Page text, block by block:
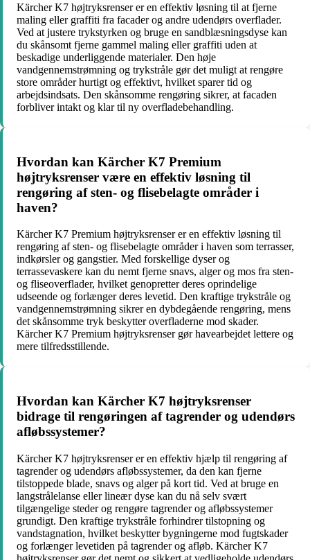
Kärcher K7 højtryksrenser er en effektiv løsning til at fjerne
maling eller graffiti fra facader og andre udendørs overflader.
Ved at justere trykstyrken og bruge en sandblæsningsdyse kan
du skånsomt fjerne gammel maling eller graffiti uden at
beskadige underliggende materialer. Den høje
vandgennemstrømning og trykstråle gør det muligt at rengøre
store områder hurtigt og effektivt, hvilket sparer tid og
arbejdsindsats. Den skånsomme rengøring sikrer, at facaden
forbliver intakt og klar til ny overfladebehandling.
Hvordan kan Kärcher K7 Premium
højtryksrenser være en effektiv løsning til
rengøring af sten- og flisebelagte områder i
haven?
Kärcher K7 Premium højtryksrenser er en effektiv løsning til
rengøring af sten- og flisebelagte områder i haven som terrasser,
indkørsler og gangstier. Med forskellige dyser og
terrassevaskere kan du nemt fjerne snavs, alger og mos fra sten-
og fliseoverflader, hvilket genopretter deres oprindelige
udseende og forlænger deres levetid. Den kraftige trykstråle og
vandgennemstrømning sikrer en dybdegående rengøring, mens
det skånsomme tryk beskytter overfladerne mod skader.
Kärcher K7 Premium højtryksrenser gør havearbejdet lettere og
mere tilfredsstillende.
Hvordan kan Kärcher K7 højtryksrenser
bidrage til rengøringen af tagrender og udendørs
afløbssystemer?
Kärcher K7 højtryksrenser er en effektiv hjælp til rengøring af
tagrender og udendørs afløbssystemer, da den kan fjerne
tilstoppede blade, snavs og alger på kort tid. Ved at bruge en
langstrålelanse eller lineær dyse kan du nå selv svært
tilgængelige steder og rengøre tagrender og afløbssystemer
grundigt. Den kraftige trykstråle forhindrer tilstopning og
vandstagnation, hvilket beskytter bygningerne mod fugtskader
og forlænger levetiden på tagrender og afløb. Kärcher K7